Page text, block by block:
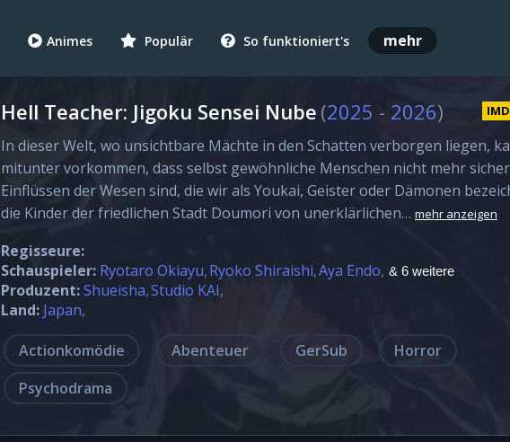
Animes Populär So funktioniert's mehr
Hell Teacher: Jigoku Sensei Nube (2025 - 2026)
In dieser Welt, wo unsichtbare Mächte in den Schatten verborgen liegen,
mitunter vorkommen, dass selbst gewöhnliche Menschen nicht mehr
Einflüssen der Wesen sind, die wir als Youkai, Geister oder Dämonen
die Kinder der friedlichen Stadt Doumori von unerklärlichen… mehr anzeigen
Regisseure:
Schauspieler: Ryotaro Okiayu Ryoko Shiraishi Aya Endo & 6 weitere
Produzent:Shueisha Studio KAI
Land: Japan
Actionkomödie Abenteuer GerSub
Horror
Psychodrama